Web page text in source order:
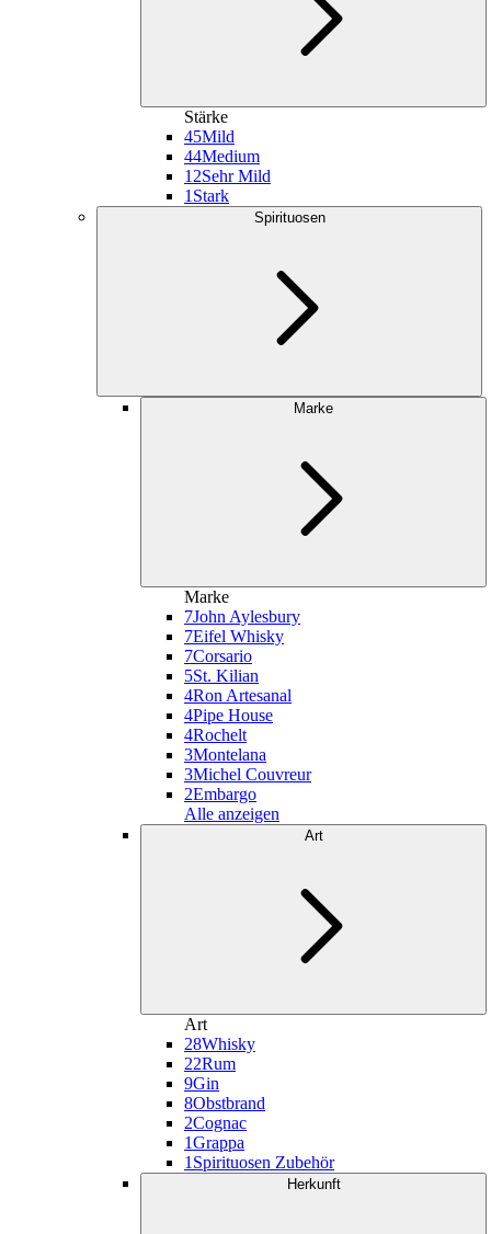
Stärke
45Mild
44Medium
12Sehr Mild
1 Stark
Spirituosen
Marke
Marke
7John Aylesbury
7Eifel Whisky
7Corsario
5St. Kilian
4Ron Artesanal
4Pipe House
4Rochelt
3Montelana
3Michel Couvreur
2Embargo
Alle anzeigen
Art
Art
28Whisky
22Rum
9Gin
8Obstbrand
2Cognac
1Grappa
1 Spirituosen Zubehör
Herkunft